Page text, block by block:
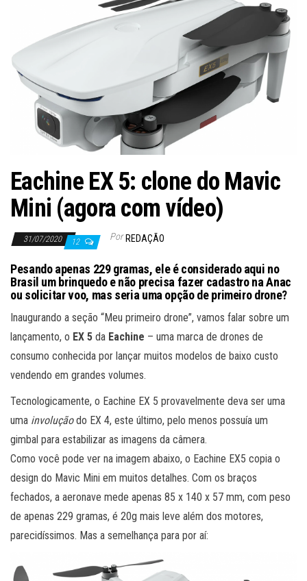
o
Eachine EX 5: clone do Mavic
Mini (agora com vídeo)
31/07/2020 12 Por REDAÇÃO
Pesando apenas 229 gramas, ele é considerado aqui no
Brasil um brinquedo e não precisa fazer cadastro na Anac
ou solicitar voo, mas seria uma opção de primeiro drone?
Inaugurando a seção “Meu primeiro drone”, vamos falar sobre um
lançamento, o EX 5 da Eachine – uma marca de drones de
consumo conhecida por lançar muitos modelos de baixo custo
vendendo em grandes volumes.
Tecnologicamente, o Eachine EX 5 provavelmente deva ser uma
uma involuçãodo EX 4, este último, pelo menos possuía um
gimbal para estabilizar as imagens da câmera.
Como você pode ver na imagem abaixo, o Eachine EX5 copia o
design do Mavic Mini em muitos detalhes. Com os braços
fechados, a aeronave mede apenas 85 x 140 x 57 mm, com peso
de apenas 229 gramas, é 20g mais leve além dos motores,
parecidíssimos. Mas a semelhança para por aí: